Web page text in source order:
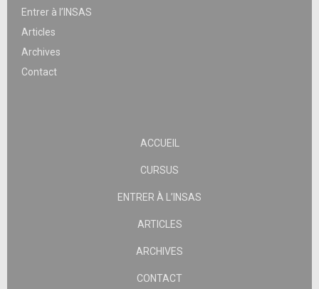
Entrer à l’INSAS
Articles
Archives
Contact
ACCUEIL
CURSUS
ENTRER À L’INSAS
ARTICLES
ARCHIVES
CONTACT